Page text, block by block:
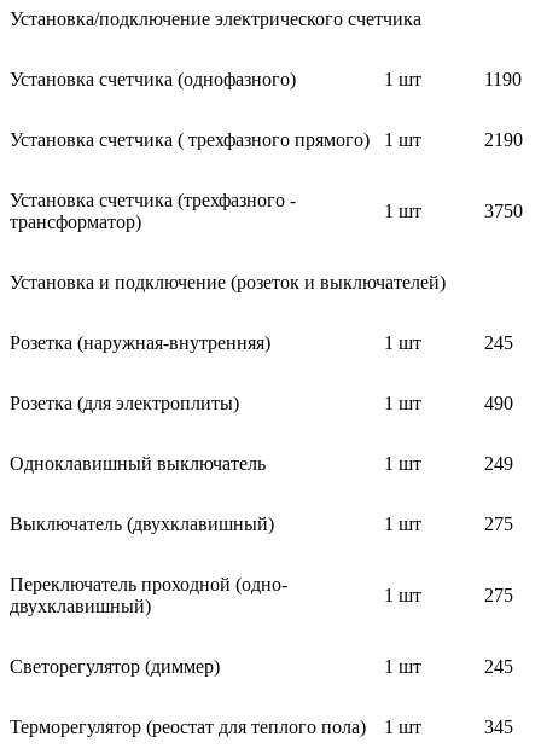
Установка/подключение электрического счетчика
Установка счетчика (однофазного) 1 шт 1190
Установка счетчика ( трехфазного прямого) 1 шт 2190
Установка счетчика (трехфазного -
трансформатор)
1 шт 3750
Установка и подключение (розеток и выключателей)
Розетка (наружная-внутренняя) 1 шт 245
Розетка (для электроплиты) 1 шт 490
Одноклавишный выключатель 1 шт 249
Выключатель (двухклавишный) 1 шт 275
Переключатель проходной (одно-
двухклавишный)
1 шт 275
Светорегулятор (диммер) 1 шт 245
Терморегулятор (реостат для теплого пола) 1 шт 345